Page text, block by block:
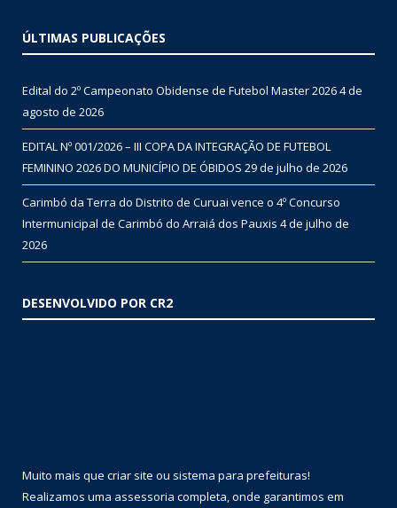
ÚLTIMAS PUBLICAÇÕES
Edital do 2º Campeonato Obidense de Futebol Master 20264 de
agosto de 2026
EDITAL Nº 001/2026 – III COPA DA INTEGRAÇÃO DE FUTEBOL
FEMININO 2026 DO MUNICÍPIO DE ÓBIDOS 29 de julho de 2026
Carimbó da Terra do Distrito de Curuai vence o 4º Concurso
Intermunicipal de Carimbó do Arraiá dos Pauxis 4 de julho de
2026
DESENVOLVIDO POR CR2
Muito mais que criar site ou sistema para prefeituras!
Realizamos uma assessoria completa, onde garantimos em